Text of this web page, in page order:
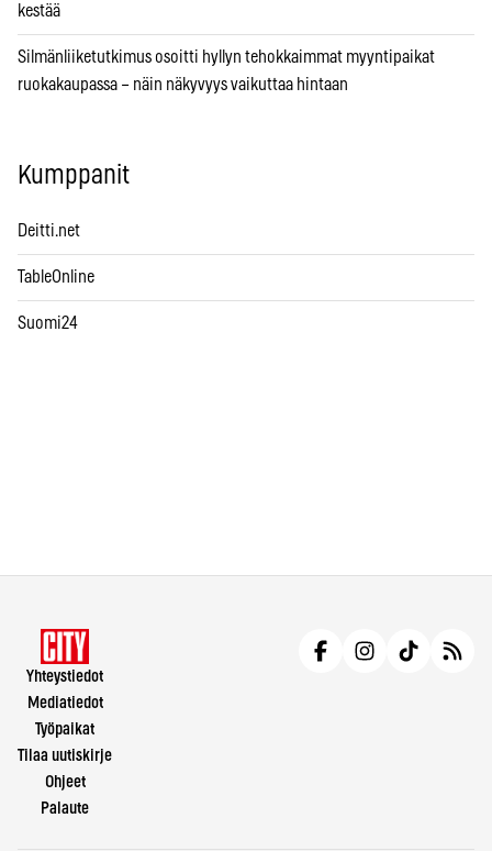
kestää
Silmänliiketutkimus osoitti hyllyn tehokkaimmat myyntipaikat
ruokakaupassa – näin näkyvyys vaikuttaa hintaan
Kumppanit
Deitti.net
TableOnline
Suomi24
Yhteystiedot
Mediatiedot
Työpaikat
Tilaa uutiskirje
Ohjeet
Palaute